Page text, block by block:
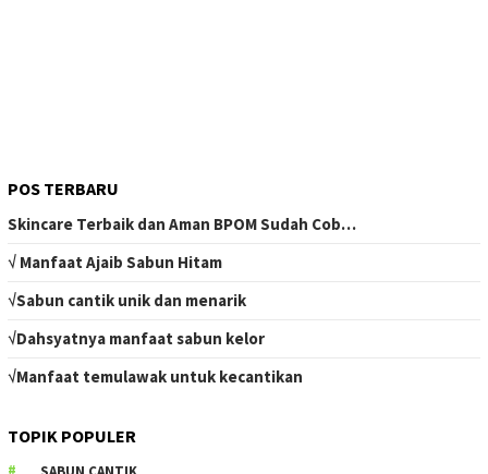
POS TERBARU
Skincare Terbaik dan Aman BPOM Sudah Cob…
√ Manfaat Ajaib Sabun Hitam
√Sabun cantik unik dan menarik
√Dahsyatnya manfaat sabun kelor
√Manfaat temulawak untuk kecantikan
TOPIK POPULER